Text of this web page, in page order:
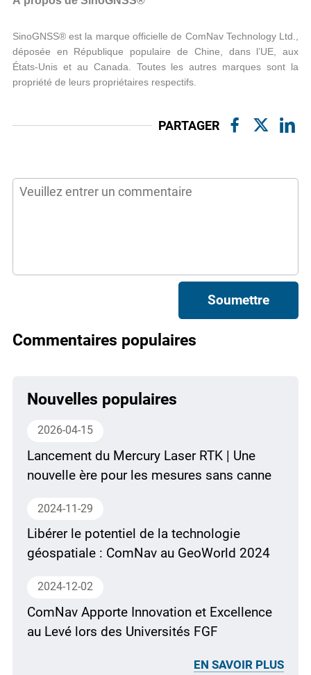
SinoGNSS® est la marque officielle de ComNav Technology Ltd.,
déposée en République populaire de Chine, dans l’UE, aux
États-Unis et au Canada. Toutes les autres marques sont la
propriété de leurs propriétaires respectifs.
PARTAGER
Soumettre
Commentaires populaires
Nouvelles populaires
2026-04-15
Lancement du Mercury Laser RTK | Une
nouvelle ère pour les mesures sans canne
2024-11-29
Libérer le potentiel de la technologie
géospatiale : ComNav au GeoWorld 2024
2024-12-02
ComNav Apporte Innovation et Excellence
au Levé lors des Universités FGF
EN SAVOIR PLUS